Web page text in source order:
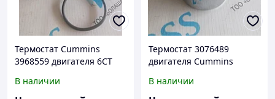
Термостат Cummins
3968559 двигателя 6CT
В наличии
Термостат 3076489
двигателя Cummins
бульдозеры Shantui SD22,
В наличии